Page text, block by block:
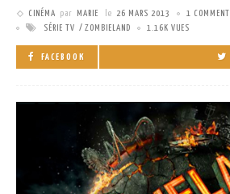
CINÉMA par MARIE le 26 MARS 2013
1 COMMENT
SÉRIE TV
ZOMBIELAND 1.16K VUES
FACEBOOK